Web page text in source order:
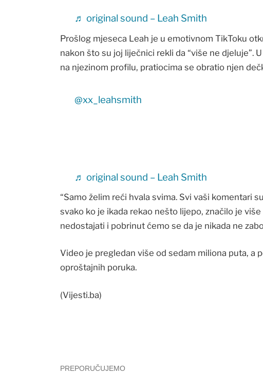
♬ original sound – Leah Smith
Prošlog mjeseca Leah je u emotivnom TikToku
nakon što su joj liječnici rekli da “više ne djeluje”.
na njezinom profilu, pratiocima se obratio njen
@xx_leahsmith
♬ original sound – Leah Smith
“Samo želim reći hvala svima. Svi vaši komentari
svako ko je ikada rekao nešto lijepo, značilo je
nedostajati i pobrinut ćemo se da je nikada ne
Video je pregledan više od sedam miliona puta, a
oproštajnih poruka.
(Vijesti.ba)